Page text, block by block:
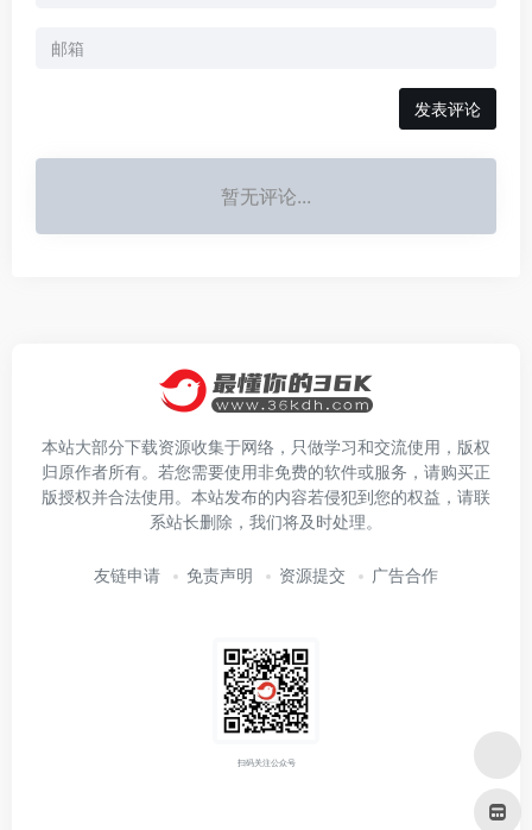
发表评论
暂无评论...
本站大部分下载资源收集于网络，只做学习和交流使用，版权
归原作者所有。若您需要使用非免费的软件或服务，请购买正
版授权并合法使用。本站发布的内容若侵犯到您的权益，请联
系站长删除，我们将及时处理。
友链申请 免责声明 资源提交 广告合作
扫码关注公众号